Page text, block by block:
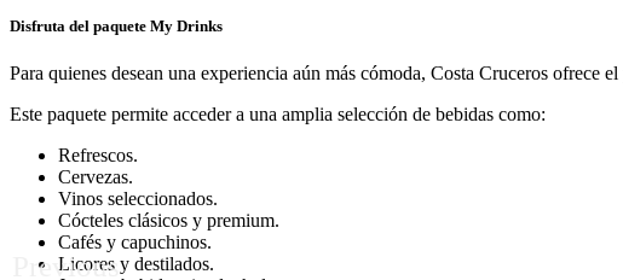
Previous
Disfruta del paquete My Drinks
Para quienes desean una experiencia aún más cómoda, Costa Cruceros
Este paquete permite acceder a una amplia selección de bebidas como:
Refrescos.
Cervezas.
Vinos seleccionados.
Cócteles clásicos y premium.
Cafés y capuchinos.
Licores y destilados.